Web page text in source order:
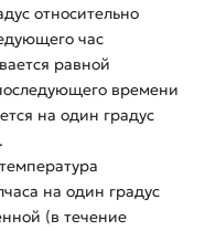
относительно
час
равной
времени
на один градус
на один градус
(в течение